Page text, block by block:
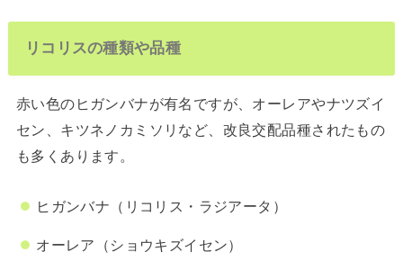
リコリスの種類や品種
赤い色のヒガンバナが有名ですが、オーレアやナツズイ
セン、キツネノカミソリなど、改良交配品種されたもの
も多くあります。
ヒガンバナ（リコリス・ラジアータ）
オーレア（ショウキズイセン）